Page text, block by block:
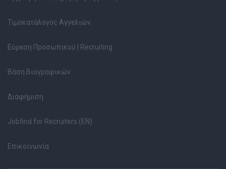
Τιμοκατάλογος Αγγελιών
Εύρεση Προσωπικού | Recruiting
Βάση Βιογραφικών
Διαφήμιση
Jobfind for Recruiters (EN)
Επικοινωνία